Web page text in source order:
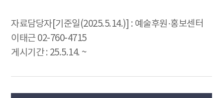
자료담당자[기준일(2025.5.14.)] : 예술후원·홍보센터
이태근 02-760-4715
게시기간 : 25.5.14. ~